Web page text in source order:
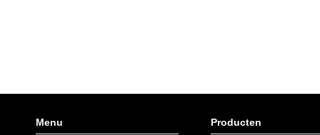
Menu
Producten